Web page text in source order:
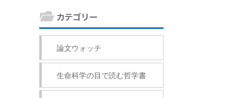
論文ウォッチ
生命科学の目で読む哲学書